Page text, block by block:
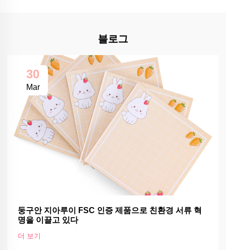
블로그
30
Mar
둥구안 지아루이 FSC 인증 제품으로 친환경 서류 혁
명을 이끌고 있다
더 보기